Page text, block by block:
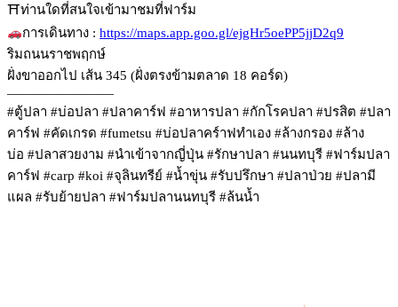
⛩ท่านใดที่สนใจเข้ามาชมที่ฟาร์ม
การเดินทาง :https://maps.app.goo.gl/ejgHr5oePP5jjD2q9
ริมถนนราชพฤกษ์
ฝั่งขาออกไป เส้น 345 (ฝั่งตรงข้ามตลาด 18 คอร์ด)
————————
#ตู้ปลา #บ่อปลา #ปลาคาร์ฟ #อาหารปลา #กักโรคปลา #ปรสิต #ปลา
คาร์ฟ #คัดเกรด #fumetsu #บ่อปลาคร์าฟทําเอง #ล้างกรอง #ล้าง
บ่อ #ปลาสวยงาม #นําเข้าจากญี่ปุ่น #รักษาปลา #นนทบุรี #ฟาร์มปลา
คาร์ฟ #carp #koi #จุลินทรีย์ #น้ำขุ่น #รับปรึกษา #ปลาป่วย #ปลามี
แผล #รับย้ายปลา #ฟาร์มปลานนทบุรี #ล้นน้ำ